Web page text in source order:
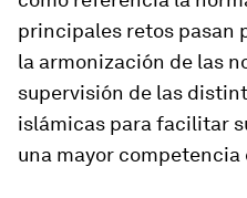
principales retos pasan
la armonización de las
supervisión de las
islámicas para facilitar
una mayor competencia